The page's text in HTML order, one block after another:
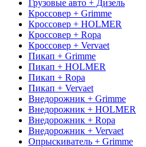
Грузовые авто + Дизель
Кроссовер + Grimme
Кроссовер + HOLMER
Кроссовер + Ropa
Кроссовер + Vervaet
Пикап + Grimme
Пикап + HOLMER
Пикап + Ropa
Пикап + Vervaet
Внедорожник + Grimme
Внедорожник + HOLMER
Внедорожник + Ropa
Внедорожник + Vervaet
Опрыскиватель + Grimme